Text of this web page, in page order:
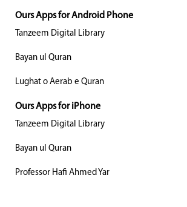
Ours Apps for Android Phone
Tanzeem Digital Library
Bayan ul Quran
Lughat o Aerab e Quran
Ours Apps for iPhone
Tanzeem Digital Library
Bayan ul Quran
Professor Hafi Ahmed Yar